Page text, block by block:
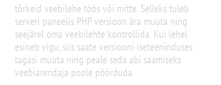
tõrkeid veebilehe töös või mitte. Selleks tuleb
serveri paneelis PHP versioon ära muuta ning
seejärel oma veebilehte kontrollida. Kui lehel
esineb vigu, siis saate versiooni iseteeninduses
tagasi muuta ning peale seda abi saamiseks
veebiarendaja poole pöörduda.